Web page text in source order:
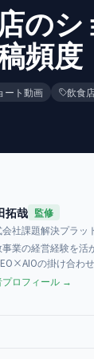
の
頻度
ート動画 飲食
拓哉 監修
社課題解決プラッ
業の経営経験を活
の掛け合わせ
プロフィール →